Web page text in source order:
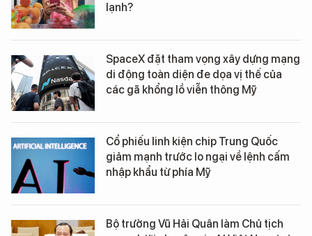
lạnh?
SpaceX đặt tham vọng xây dựng mạng
di động toàn diện đe dọa vị thế của
các gã khổng lồ viễn thông Mỹ
Cổ phiếu linh kiện chip Trung Quốc
giảm mạnh trước lo ngại về lệnh cấm
nhập khẩu từ phía Mỹ
Bộ trưởng Vũ Hải Quân làm Chủ tịch